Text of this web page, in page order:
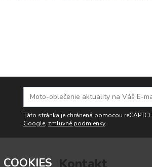
Táto stránka je chránená pomocou
Google, zmluvné podmienky.
COOKIES